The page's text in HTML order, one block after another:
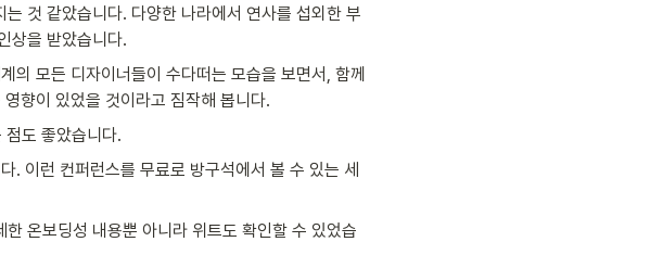
것 같았습니다. 다양한 나라에서 연사를 섭외한 부
상을 받았습니다.
의 모든 디자이너들이 수다떠는 모습을 보면서, 함께
향이 있었을 것이라고 짐작해 봅니다.
도 좋았습니다.
. 이런 컨퍼런스를 무료로 방구석에서 볼 수 있는 세
온보딩성 내용뿐 아니라 위트도 확인할 수 있었습